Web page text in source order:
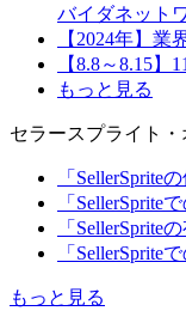
バイダネット
【2024年】業
【8.8～8.15
もっと見る
セラースプライト
「SellerSprite
「SellerSprite
「SellerSprite
「SellerSprite
もっと見る